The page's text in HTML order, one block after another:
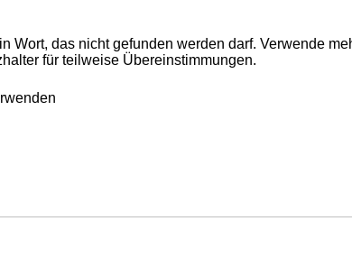
Wort, das nicht gefunden werden darf. Verwende
für teilweise Übereinstimmungen.